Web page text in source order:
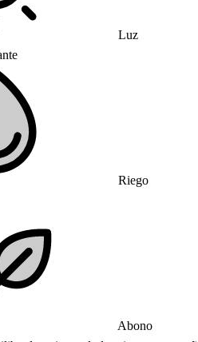
Luz
Riego
Abono